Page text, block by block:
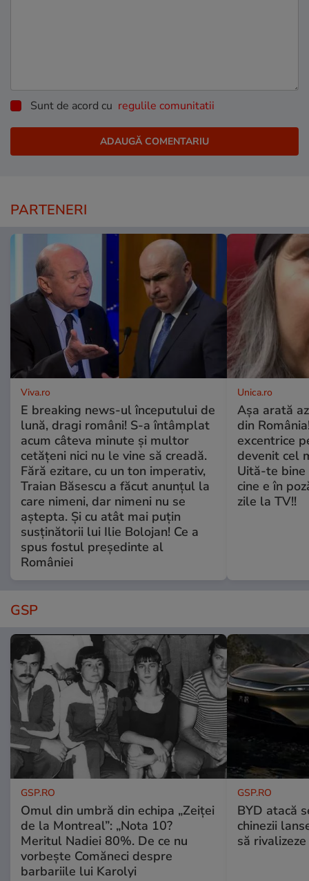
Sunt de acord cu regulile comunitatii
PARTENERI
Viva.ro
E breaking news-ul începutului de
lună, dragi români! S-a întâmplat
acum câteva minute și multor
cetățeni nici nu le vine să creadă.
Fără ezitare, cu un ton imperativ,
Traian Băsescu a făcut anunțul la
care nimeni, dar nimeni nu se
aștepta. Și cu atât mai puțin
susținătorii lui Ilie Bolojan! Ce a
spus fostul președinte al
României
Unica.ro
Așa arată
din
excentrice
devenit cel
Uită-te bine
cine e în
zile la TV!!
GSP
GSP.RO
Omul din umbră din echipa „Zeiței
de la Montreal”: „Nota 10?
Meritul Nadiei 80%. De ce nu
vorbește Comăneci despre
barbariile lui Karolyi
GSP.RO
BYD atacă
chinezii
să